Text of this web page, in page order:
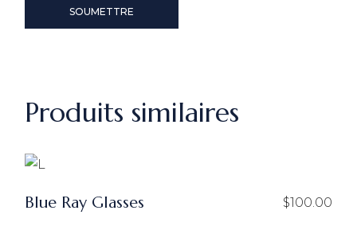
SOUMETTRE
Produits similaires
Blue Ray Glasses $100.00